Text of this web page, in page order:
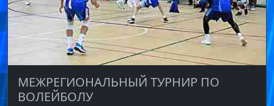
МЕЖРЕГИОНАЛЬНЫЙ ТУРНИР ПО
ВОЛЕЙБОЛУ